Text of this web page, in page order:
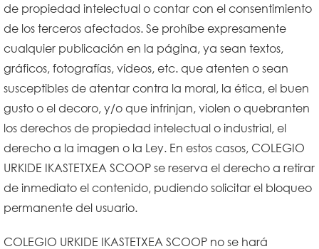
de propiedad intelectual o contar con el consentimiento
de los terceros afectados. Se prohíbe expresamente
cualquier publicación en la página, ya sean textos,
gráficos, fotografías, vídeos, etc. que atenten o sean
susceptibles de atentar contra la moral, la ética, el buen
gusto o el decoro, y/o que infrinjan, violen o quebranten
los derechos de propiedad intelectual o industrial, el
derecho a la imagen o la Ley. En estos casos, COLEGIO
URKIDE IKASTETXEA SCOOP se reserva el derecho a retirar
de inmediato el contenido, pudiendo solicitar el bloqueo
permanente del usuario.
COLEGIO URKIDE IKASTETXEA SCOOP no se hará